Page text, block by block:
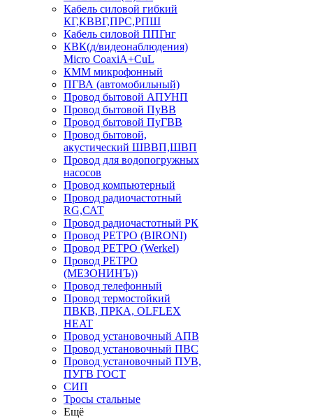
Кабель силовой гибкий
КГ,КВВГ,ПРС,РПШ
Кабель силовой ППГнг
КВК(д/видеонаблюдения)
Micro CoaxiA+CuL
КММ микрофонный
ПГВА (автомобильный)
Провод бытовой АПУНП
Провод бытовой ПуВВ
Провод бытовой ПуГВВ
Провод бытовой,
акустический ШВВП,ШВП
Провод для водопогружных
насосов
Провод компьютерный
Провод радиочастотный
RG,САТ
Провод радиочастотный РК
Провод РЕТРО (BIRONI)
Провод РЕТРО (Werkel)
Провод РЕТРО
(МЕЗОНИНЪ))
Провод телефонный
Провод термостойкий
ПВКВ, ПРКА, OLFLEX
HEAT
Провод установочный АПВ
Провод установочный ПВС
Провод установочный ПУВ,
ПУГВ ГОСТ
СИП
Тросы стальные
Ещё